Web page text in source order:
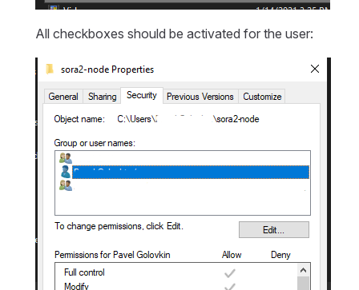
All checkboxes should be activated for the user: